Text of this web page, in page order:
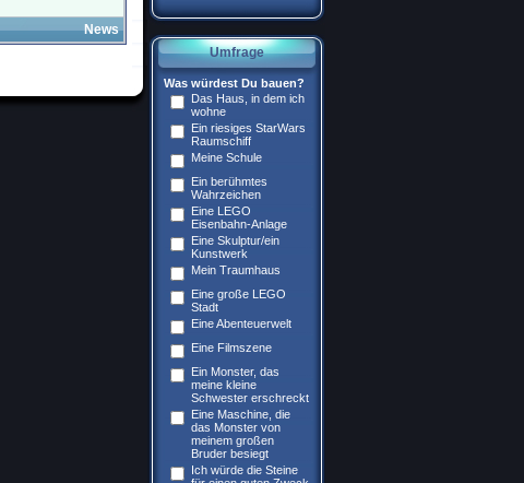
News
Umfrage
Was würdest Du bauen?
Das Haus, in dem ich
wohne
Ein riesiges StarWars
Raumschiff
Meine Schule
Ein berühmtes
Wahrzeichen
Eine LEGO
Eisenbahn-Anlage
Eine Skulptur/ein
Kunstwerk
Mein Traumhaus
Eine große LEGO
Stadt
Eine Abenteuerwelt
Eine Filmszene
Ein Monster, das
meine kleine
Schwester erschreckt
Eine Maschine, die
das Monster von
meinem großen
Bruder besiegt
Ich würde die Steine